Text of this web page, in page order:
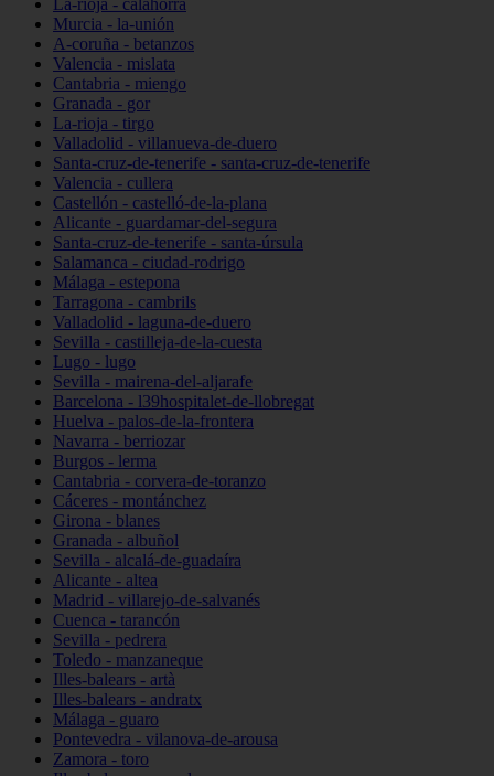
La-rioja - calahorra
Murcia - la-unión
A-coruña - betanzos
Valencia - mislata
Cantabria - miengo
Granada - gor
La-rioja - tirgo
Valladolid - villanueva-de-duero
Santa-cruz-de-tenerife - santa-cruz-de-tenerife
Valencia - cullera
Castellón - castelló-de-la-plana
Alicante - guardamar-del-segura
Santa-cruz-de-tenerife - santa-úrsula
Salamanca - ciudad-rodrigo
Málaga - estepona
Tarragona - cambrils
Valladolid - laguna-de-duero
Sevilla - castilleja-de-la-cuesta
Lugo - lugo
Sevilla - mairena-del-aljarafe
Barcelona - l39hospitalet-de-llobregat
Huelva - palos-de-la-frontera
Navarra - berriozar
Burgos - lerma
Cantabria - corvera-de-toranzo
Cáceres - montánchez
Girona - blanes
Granada - albuñol
Sevilla - alcalá-de-guadaíra
Alicante - altea
Madrid - villarejo-de-salvanés
Cuenca - tarancón
Sevilla - pedrera
Toledo - manzaneque
Illes-balears - artà
Illes-balears - andratx
Málaga - guaro
Pontevedra - vilanova-de-arousa
Zamora - toro